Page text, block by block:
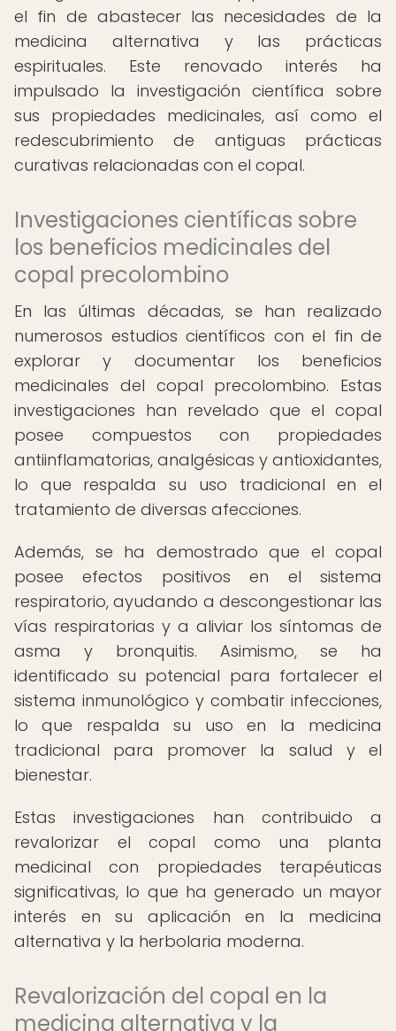
el fin de abastecer las necesidades de la
medicina alternativa y las prácticas
espirituales. Este renovado interés ha
impulsado la investigación científica sobre
sus propiedades medicinales, así como el
redescubrimiento de antiguas prácticas
curativas relacionadas con el copal.
Investigaciones científicas sobre
los beneficios medicinales del
copal precolombino
En las últimas décadas, se han realizado
numerosos estudios científicos con el fin de
explorar y documentar los beneficios
medicinales del copal precolombino. Estas
investigaciones han revelado que el copal
posee compuestos con propiedades
antiinflamatorias, analgésicas y antioxidantes,
lo que respalda su uso tradicional en el
tratamiento de diversas afecciones.
Además, se ha demostrado que el copal
posee efectos positivos en el sistema
respiratorio, ayudando a descongestionar las
vías respiratorias y a aliviar los síntomas de
asma y bronquitis. Asimismo, se ha
identificado su potencial para fortalecer el
sistema inmunológico y combatir infecciones,
lo que respalda su uso en la medicina
tradicional para promover la salud y el
bienestar.
Estas investigaciones han contribuido a
revalorizar el copal como una planta
medicinal con propiedades terapéuticas
significativas, lo que ha generado un mayor
interés en su aplicación en la medicina
alternativa y la herbolaria moderna.
Revalorización del copal en la
medicina alternativa y la